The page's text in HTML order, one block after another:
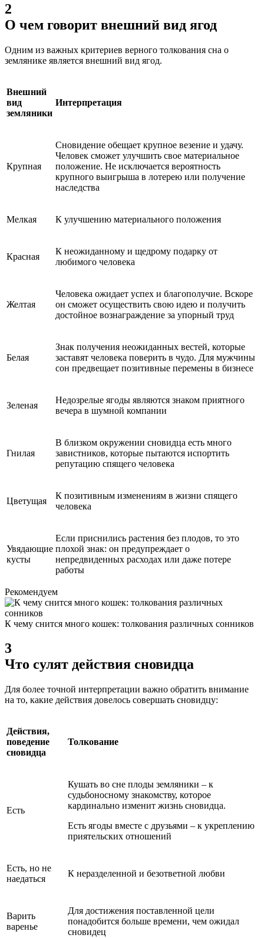
2
О чем говорит внешний вид ягод
Одним из важных критериев верного толкования сна о
землянике является внешний вид ягод.
Внешний
вид
земляники
Интерпретация
Крупная
Сновидение обещает крупное везение и удачу.
Человек сможет улучшить свое материальное
положение. Не исключается вероятность
крупного выигрыша в лотерею или получение
наследства
Мелкая К улучшению материального положения
Красная
К неожиданному и щедрому подарку от
любимого человека
Желтая
Человека ожидает успех и благополучие. Вскоре
он сможет осуществить свою идею и получить
достойное вознаграждение за упорный труд
Белая
Знак получения неожиданных вестей, которые
заставят человека поверить в чудо. Для мужчины
сон предвещает позитивные перемены в бизнесе
Зеленая
Недозрелые ягоды являются знаком приятного
вечера в шумной компании
Гнилая
В близком окружении сновидца есть много
завистников, которые пытаются испортить
репутацию спящего человека
Цветущая
К позитивным изменениям в жизни спящего
человека
Увядающие
кусты
Если приснились растения без плодов, то это
плохой знак: он предупреждает о
непредвиденных расходах или даже потере
работы
Рекомендуем
К чему снится много кошек: толкования различных сонников
3
Что сулят действия сновидца
Для более точной интерпретации важно обратить внимание
на то, какие действия довелось совершать сновидцу:
Действия,
поведение
сновидца
Толкование
Есть
Кушать во сне плоды земляники – к
судьбоносному знакомству, которое
кардинально изменит жизнь сновидца.
Есть ягоды вместе с друзьями – к укреплению
приятельских отношений
Есть, но не
наедаться
К неразделенной и безответной любви
Варить
варенье
Для достижения поставленной цели
понадобится больше времени, чем ожидал
сновидец